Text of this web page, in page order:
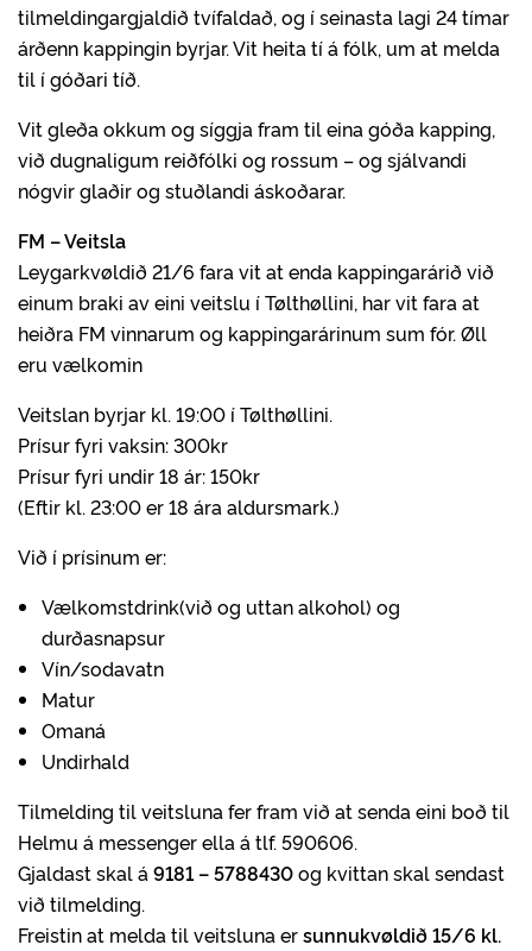
tilmeldingargjaldið tvífaldað, og í seinasta lagi 24 tímar
árðenn kappingin byrjar. Vit heita tí á fólk, um at melda
til í góðari tíð.
Vit gleða okkum og síggja fram til eina góða kapping,
við dugnaligum reiðfólki og rossum – og sjálvandi
nógvir glaðir og stuðlandi áskoðarar.
FM – Veitsla
Leygarkvøldið 21/6 fara vit at enda kappingarárið við
einum braki av eini veitslu í Tølthøllini, har vit fara at
heiðra FM vinnarum og kappingarárinum sum fór. Øll
eru vælkomin
Veitslan byrjar kl. 19:00 í Tølthøllini.
Prísur fyri vaksin: 300kr
Prísur fyri undir 18 ár: 150kr
(Eftir kl. 23:00 er 18 ára aldursmark.)
Við í prísinum er:
Vælkomstdrink(við og uttan alkohol) og
durðasnapsur
Vín/sodavatn
Matur
Omaná
Undirhald
Tilmelding til veitsluna fer fram við at senda eini boð til
Helmu á messenger ella á tlf. 590606.
Gjaldast skal á 9181 – 5788430og kvittan skal sendast
við tilmelding.
Freistin at melda til veitsluna ersunnukvøldið 15/6 kl.